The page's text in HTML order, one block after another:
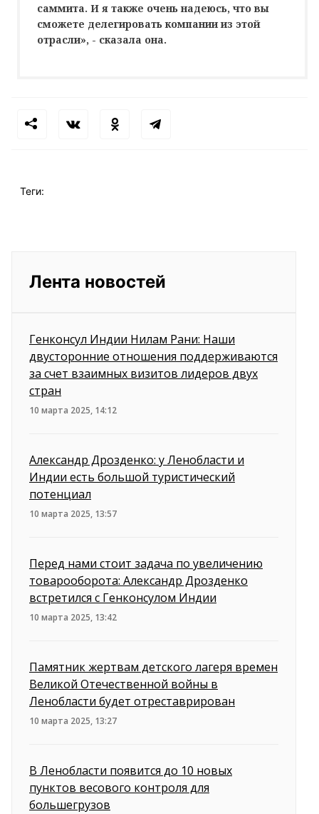
саммита. И я также очень надеюсь, что вы
сможете делегировать компании из этой
отрасли», - сказала она.
Теги:
Лента новостей
Генконсул Индии Нилам Рани: Наши
двусторонние отношения поддерживаются
за счет взаимных визитов лидеров двух
стран
10 марта 2025, 14:12
Александр Дрозденко: у Ленобласти и
Индии есть большой туристический
потенциал
10 марта 2025, 13:57
Перед нами стоит задача по увеличению
товарооборота: Александр Дрозденко
встретился с Генконсулом Индии
10 марта 2025, 13:42
Памятник жертвам детского лагеря времен
Великой Отечественной войны в
Ленобласти будет отреставрирован
10 марта 2025, 13:27
В Ленобласти появится до 10 новых
пунктов весового контроля для
большегрузов